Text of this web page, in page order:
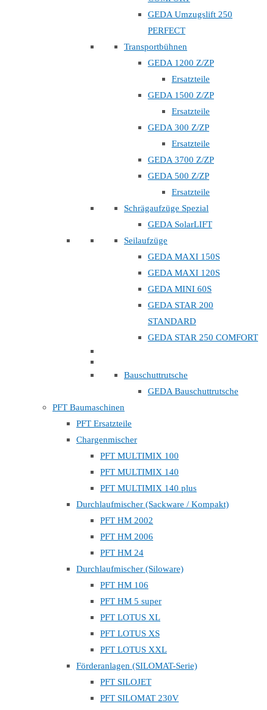
GEDA Umzugslift 250
PERFECT
Transportbühnen
GEDA 1200 Z/ZP
Ersatzteile
GEDA 1500 Z/ZP
Ersatzteile
GEDA 300 Z/ZP
Ersatzteile
GEDA 3700 Z/ZP
GEDA 500 Z/ZP
Ersatzteile
Schrägaufzüge Spezial
GEDA SolarLIFT
Seilaufzüge
GEDA MAXI 150S
GEDA MAXI 120S
GEDA MINI 60S
GEDA STAR 200
STANDARD
GEDA STAR 250 COMFORT
Bauschuttrutsche
GEDA Bauschuttrutsche
PFT Baumaschinen
PFT Ersatzteile
Chargenmischer
PFT MULTIMIX 100
PFT MULTIMIX 140
PFT MULTIMIX 140 plus
Durchlaufmischer (Sackware / Kompakt)
PFT HM 2002
PFT HM 2006
PFT HM 24
Durchlaufmischer (Siloware)
PFT HM 106
PFT HM 5 super
PFT LOTUS XL
PFT LOTUS XS
PFT LOTUS XXL
Förderanlagen (SILOMAT-Serie)
PFT SILOJET
PFT SILOMAT 230V